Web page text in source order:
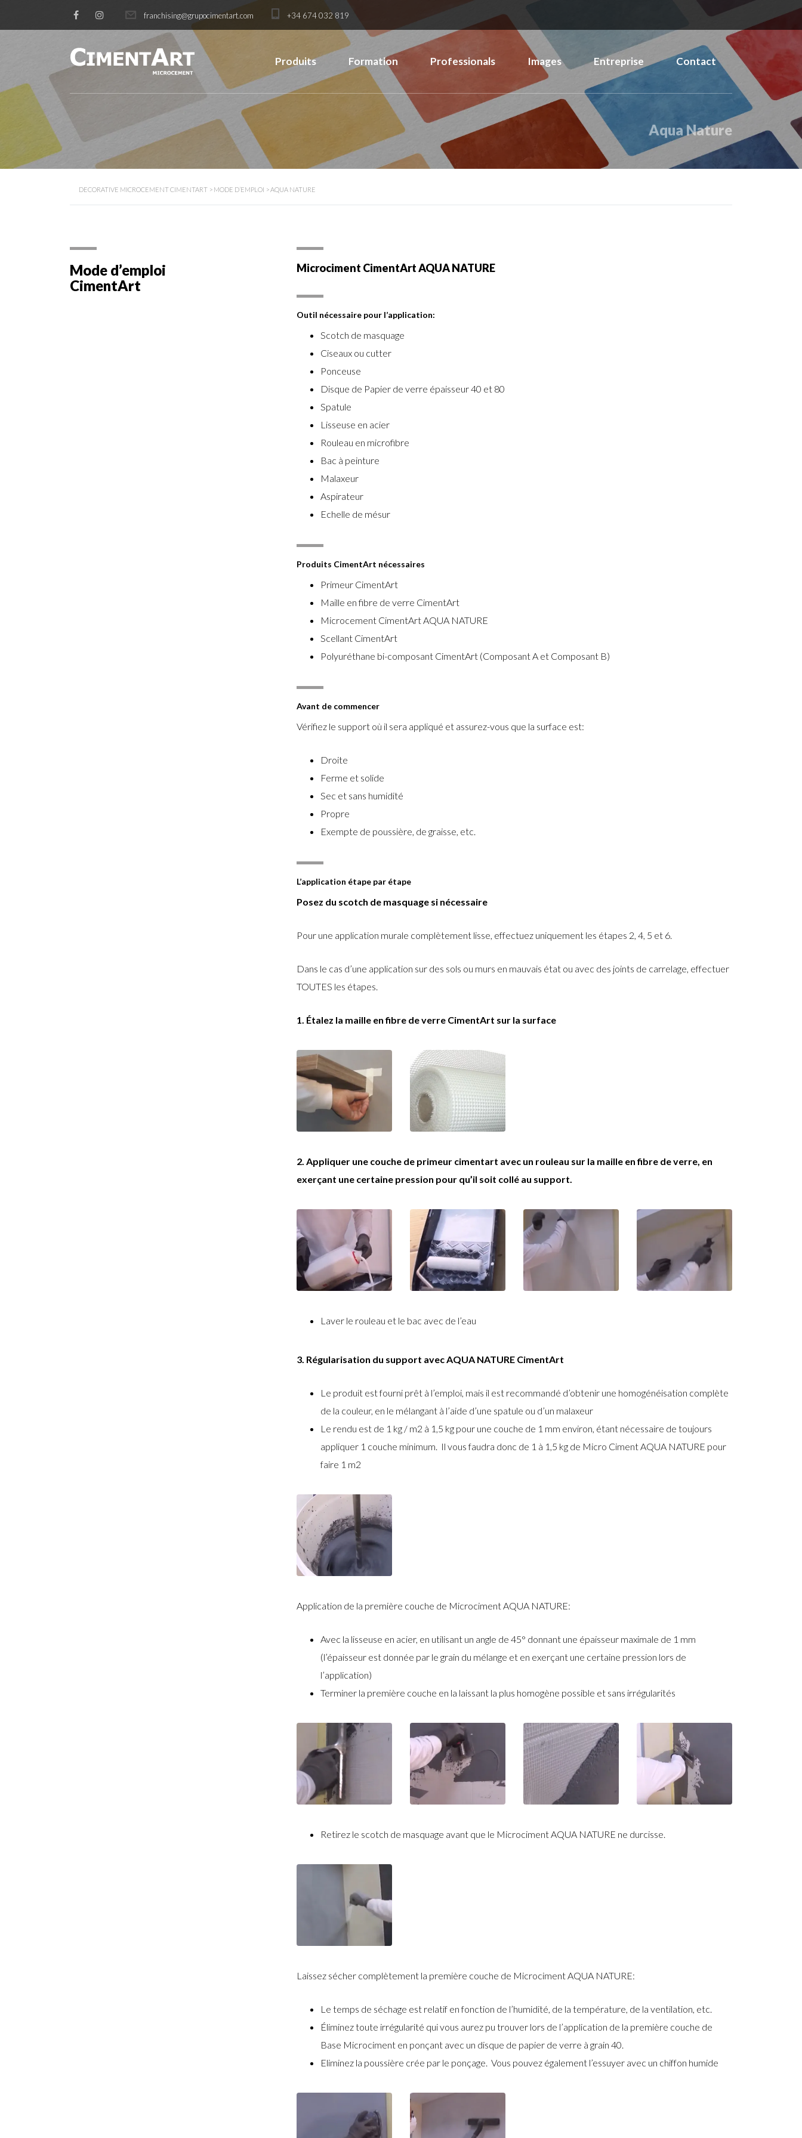
franchising@grupocimentart.com +34 674 032 819
Produits Formation Professionals Images Entreprise Contact
Aqua Nature
DECORATIVE MICROCEMENT CIMENTART > MODE D’EMPLOI >AQUA NATURE
Mode d’emploi
CimentArt
Microciment CimentArt AQUA NATURE
Outil nécessaire pour l’application:
Scotch de masquage
Ciseaux ou cutter
Ponceuse
Disque de Papier de verre épaisseur 40 et 80
Spatule
Lisseuse en acier
Rouleau en microfibre
Bac à peinture
Malaxeur
Aspirateur
Echelle de mésur
Produits CimentArt nécessaires
Primeur CimentArt
Maille en fibre de verre CimentArt
Microcement CimentArt AQUA NATURE
Scellant CimentArt
Polyuréthane bi-composant CimentArt (Composant A et Composant B)
Avant de commencer
Vérifiez le support où il sera appliqué et assurez-vous que la surface est:
Droite
Ferme et solide
Sec et sans humidité
Propre
Exempte de poussière, de graisse, etc.
L’application étape par étape
Posez du scotch de masquage si nécessaire
Pour une application murale complètement lisse, effectuez uniquement les étapes 2, 4, 5 et 6.
Dans le cas d’une application sur des sols ou murs en mauvais état ou avec des joints de carrelage, effectuer
TOUTES les étapes.
1. Étalez la maille en fibre de verre CimentArt sur la surface
2. Appliquer une couche de primeur cimentart avec un rouleau sur la maille en fibre de verre, en
exerçant une certaine pression pour qu’il soit collé au support.
Laver le rouleau et le bac avec de l’eau
3. Régularisation du support avec AQUA NATURE CimentArt
Le produit est fourni prêt à l’emploi, mais il est recommandé d’obtenir une homogénéisation complète
de la couleur, en le mélangant à l’aide d’une spatule ou d’un malaxeur
Le rendu est de 1 kg / m2 à 1,5 kg pour une couche de 1 mm environ, étant nécessaire de toujours
appliquer 1 couche minimum. Il vous faudra donc de 1 à 1,5 kg de Micro Ciment AQUA NATURE pour
faire 1 m2
Application de la première couche de Microciment AQUA NATURE:
Avec la lisseuse en acier, en utilisant un angle de 45° donnant une épaisseur maximale de 1 mm
(l’épaisseur est donnée par le grain du mélange et en exerçant une certaine pression lors de
l’application)
Terminer la première couche en la laissant la plus homogène possible et sans irrégularités
Retirez le scotch de masquage avant que le Microciment AQUA NATURE ne durcisse.
Laissez sécher complètement la première couche de Microciment AQUA NATURE:
Le temps de séchage est relatif en fonction de l’humidité, de la température, de la ventilation, etc.
Éliminez toute irrégularité qui vous aurez pu trouver lors de l’application de la première couche de
Base Microciment en ponçant avec un disque de papier de verre à grain 40.
Eliminez la poussière crée par le ponçage. Vous pouvez également l’essuyer avec un chiffon humide